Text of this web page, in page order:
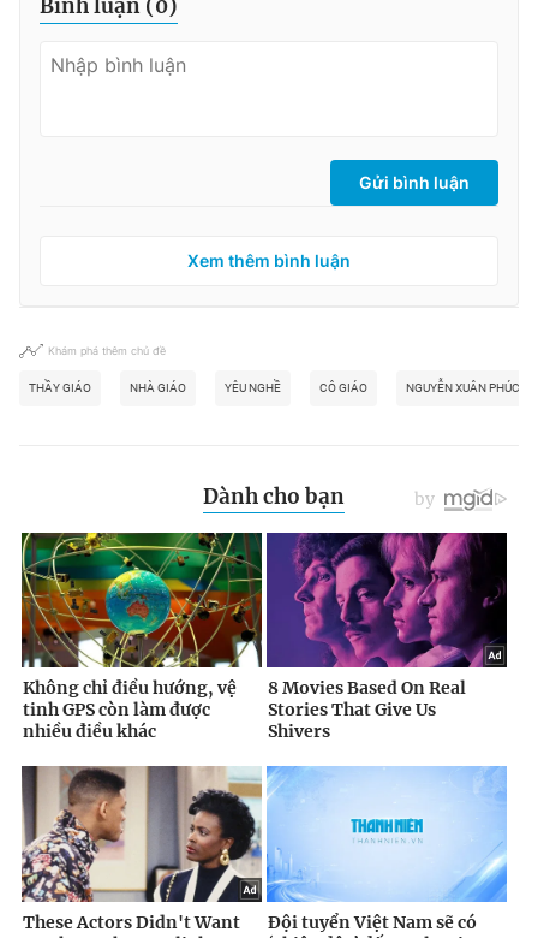
Bình luận (0)
Gửi bình luận
Xem thêm bình luận
Khám phá thêm chủ đề
THẦY GIÁO NHÀ GIÁO YÊU NGHỀ CÔ GIÁO NGUYỄN XUÂN PHÚC